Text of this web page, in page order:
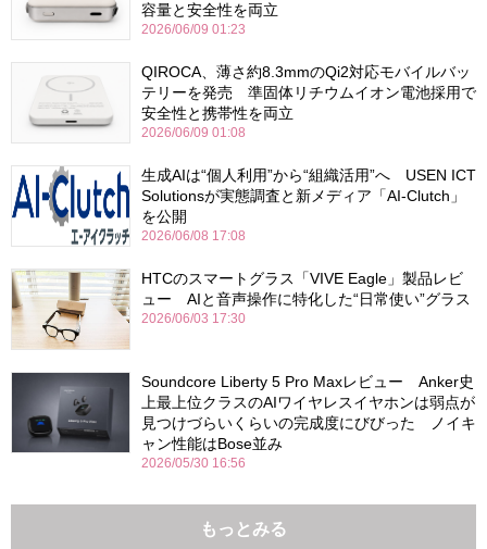
容量と安全性を両立
2026/06/09 01:23
QIROCA、薄さ約8.3mmのQi2対応モバイルバッ
テリーを発売 準固体リチウムイオン電池採用で
安全性と携帯性を両立
2026/06/09 01:08
生成AIは“個人利用”から“組織活用”へ USEN ICT
Solutionsが実態調査と新メディア「AI-Clutch」
を公開
2026/06/08 17:08
HTCのスマートグラス「VIVE Eagle」製品レビ
ュー AIと音声操作に特化した“日常使い”グラス
2026/06/03 17:30
Soundcore Liberty 5 Pro Maxレビュー Anker史
上最上位クラスのAIワイヤレスイヤホンは弱点が
見つけづらいくらいの完成度にびびった ノイキ
ャン性能はBose並み
2026/05/30 16:56
もっとみる